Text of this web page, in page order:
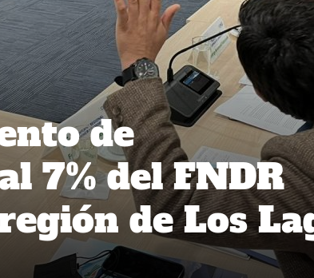
de
7% del FNDR
de Los